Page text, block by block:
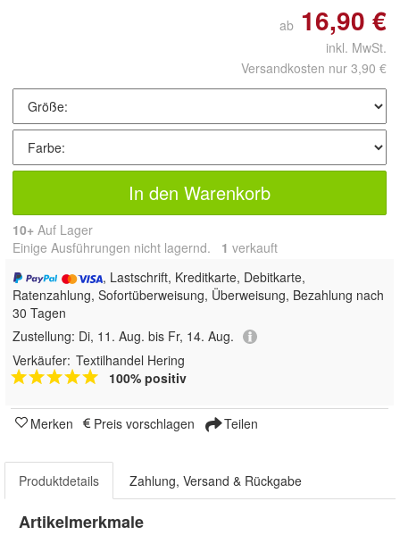
ab 16,90 €
inkl. MwSt.
Versandkosten nur 3,90 €
In den Warenkorb
10+ Auf Lager
Einige Ausführungen nicht lagernd. 1 verkauft
, Lastschrift, Kreditkarte, Debitkarte,
Ratenzahlung, Sofortüberweisung, Überweisung, Bezahlung nach
30 Tagen
Zustellung: Di, 11. Aug. bis Fr, 14. Aug.
Verkäufer: Textilhandel Hering
100% positiv
Merken Preis vorschlagen Teilen
Produktdetails Zahlung, Versand & Rückgabe
Artikelmerkmale